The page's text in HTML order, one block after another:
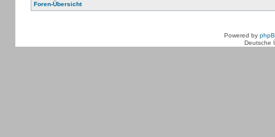
Foren-Übersicht
Powered by
Deutsche